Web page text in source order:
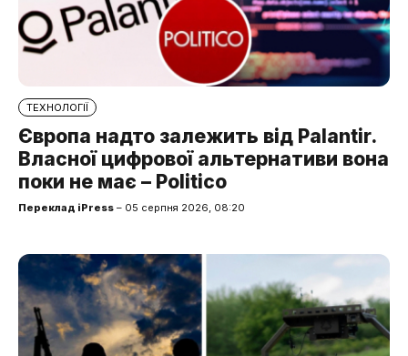
ТЕХНОЛОГІЇ
Європа надто залежить від Palantir.
Власної цифрової альтернативи вона
поки не має – Politico
Переклад iPress – 05 серпня 2026, 08:20